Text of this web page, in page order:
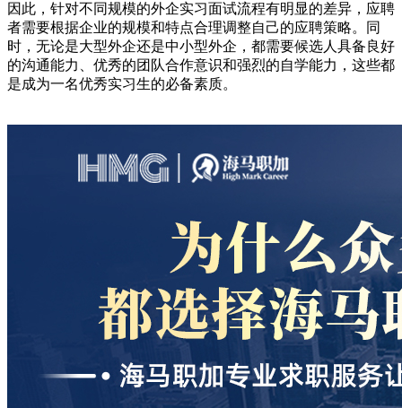
因此，针对不同规模的外企实习面试流程有明显的差异，应聘
者需要根据企业的规模和特点合理调整自己的应聘策略。同
时，无论是大型外企还是中小型外企，都需要候选人具备良好
的沟通能力、优秀的团队合作意识和强烈的自学能力，这些都
是成为一名优秀实习生的必备素质。